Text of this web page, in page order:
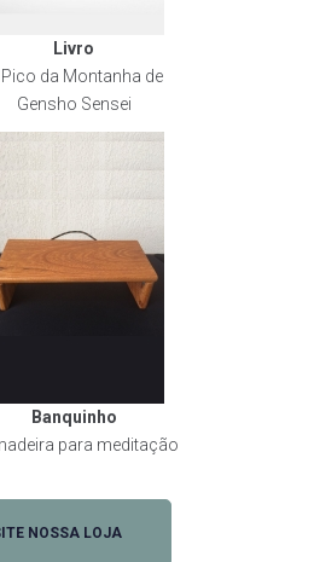
Livro
Pico da Montanha de
Gensho Sensei
Banquinho
para meditação
NOSSA LOJA